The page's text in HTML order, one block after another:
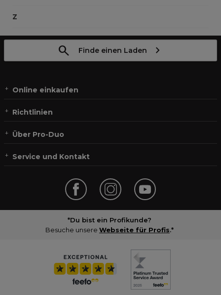
Z
Finde einen Laden
Online einkaufen
Richtlinien
Über Pro-Duo
Service und Kontakt
*Du bist ein Profikunde?
Besuche unsere Webseite für Profis.*